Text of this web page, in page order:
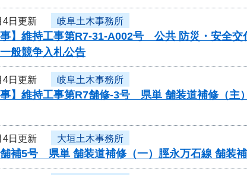
4日更新 岐阜土木事務所
事】維持工事第R7-31-A002号 公共 防災・安全
般競争入札公告
4日更新 岐阜土木事務所
事】維持工事第R7舗修-3号 県単 舗装道補修（
4日更新 大垣土木事務所
補5号 県単 舗装道補修（一）脛永万石線 舗装